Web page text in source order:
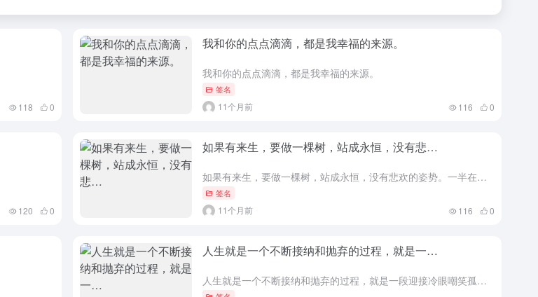
118 0
我和你的点点滴滴，都是我幸福的来源。
我和你的点点滴滴，都是我幸福的来源。
签名
11个月前 116 0
120 0
如果有来生，要做一棵树，站成永恒，没有悲…
如果有来生，要做一棵树，站成永恒，没有悲欢的姿势。一半在尘土里安详，一半在风里飞扬，一半洒落阴凉，一半沐浴阳光。
签名
11个月前 116 0
人生就是一个不断接纳和抛弃的过程，就是一…
人生就是一个不断接纳和抛弃的过程，就是一段迎接冷眼嘲笑孤独前行的旅途，需要咱们去坚持。